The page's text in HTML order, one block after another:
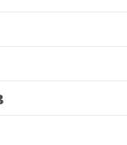
молотков